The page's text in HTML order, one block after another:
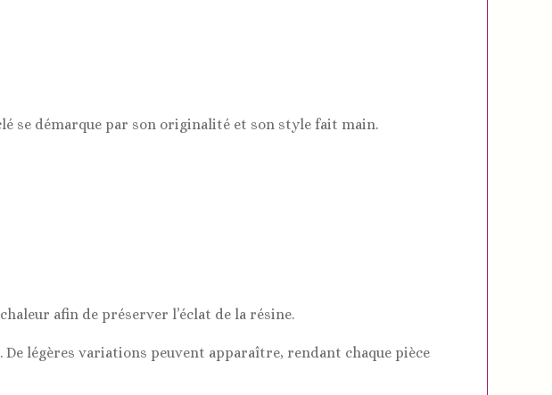
se démarque par son originalité et son style fait main.
afin de préserver l’éclat de la résine.
légères variations peuvent apparaître, rendant chaque pièce